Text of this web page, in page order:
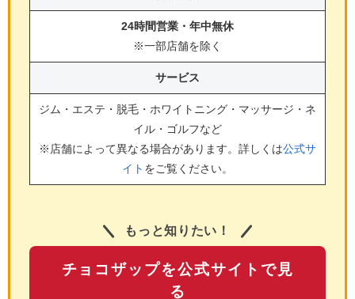
24時間営業・年中無休
※一部店舗を除く
サービス
ジム・エステ・脱毛・ホワイトニング・マッサージ・ネ
イル・ゴルフなど
※店舗によって異なる場合があります。詳しくは公式サ
イト をご覧ください。
もっと知りたい！
チョコザップを公式サイトで見
る